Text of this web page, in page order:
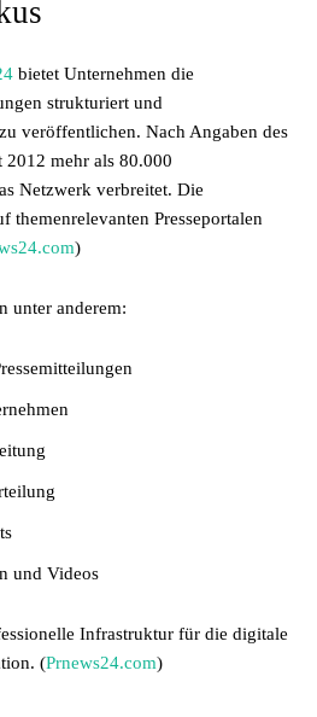
bietet Unternehmen die
strukturiert und
veröffentlichen. Nach Angaben des
2012 mehr als 80.000
Netzwerk verbreitet. Die
themenrelevanten Presseportalen
)
unter anderem:
und Videos
Infrastruktur für die digitale
(Prnews24.com)